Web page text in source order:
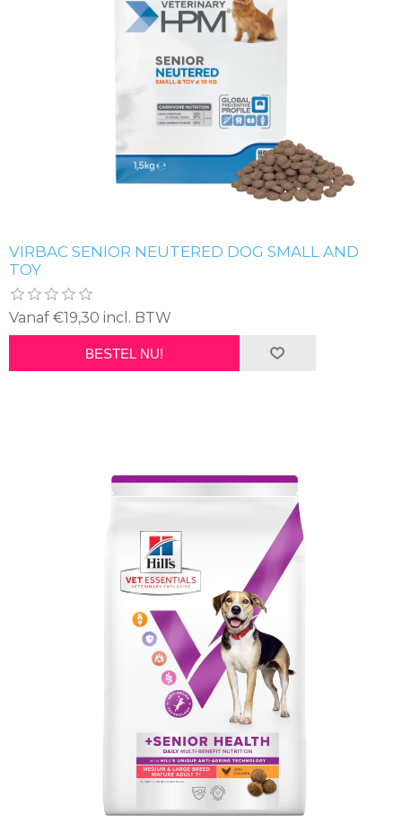
VIRBAC SENIOR NEUTERED DOG SMALL AND
TOY
Vanaf €19,30 incl. BTW
BESTEL NU!